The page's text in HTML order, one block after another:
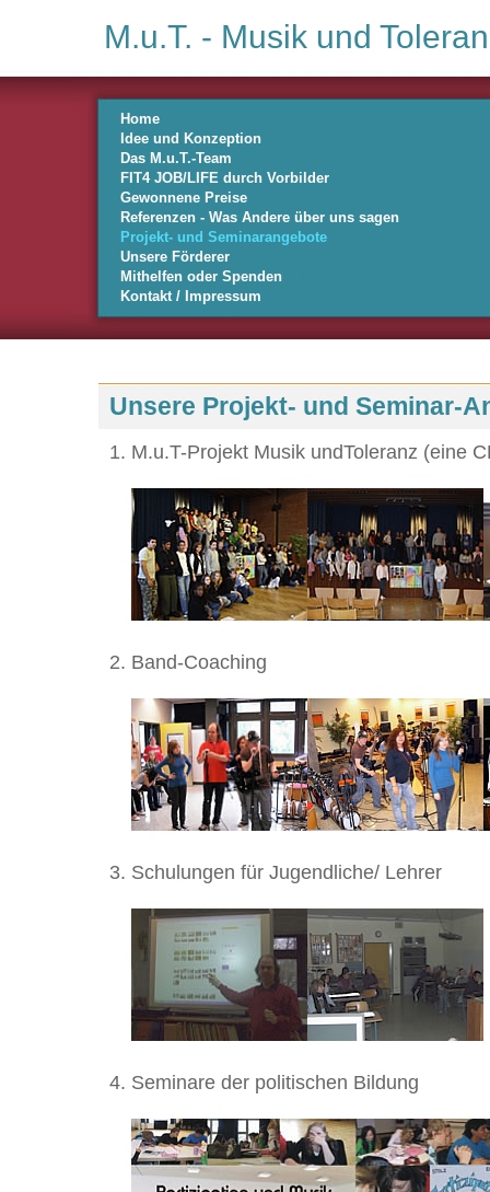
M.u.T. - Musik und
Home
Idee und Konzeption
Das M.u.T.-Team
FIT4 JOB/LIFE durch Vorbilder
Gewonnene Preise
Referenzen - Was Andere über uns sagen
Projekt- und Seminarangebote
Unsere Förderer
Mithelfen oder Spenden
Kontakt / Impressum
Unsere Projekt- und Seminar-
M.u.T-Projekt Musik undToleranz (eine
Band-Coaching
Schulungen für Jugendliche/ Lehrer
Seminare der politischen Bildung